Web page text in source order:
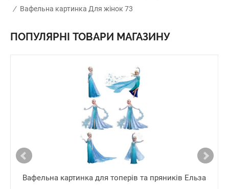
/ Вафельна картинка Для жінок 73
ПОПУЛЯРНІ ТОВАРИ МАГАЗИНУ
Вафельна картинка для топерів та пряників Ельза